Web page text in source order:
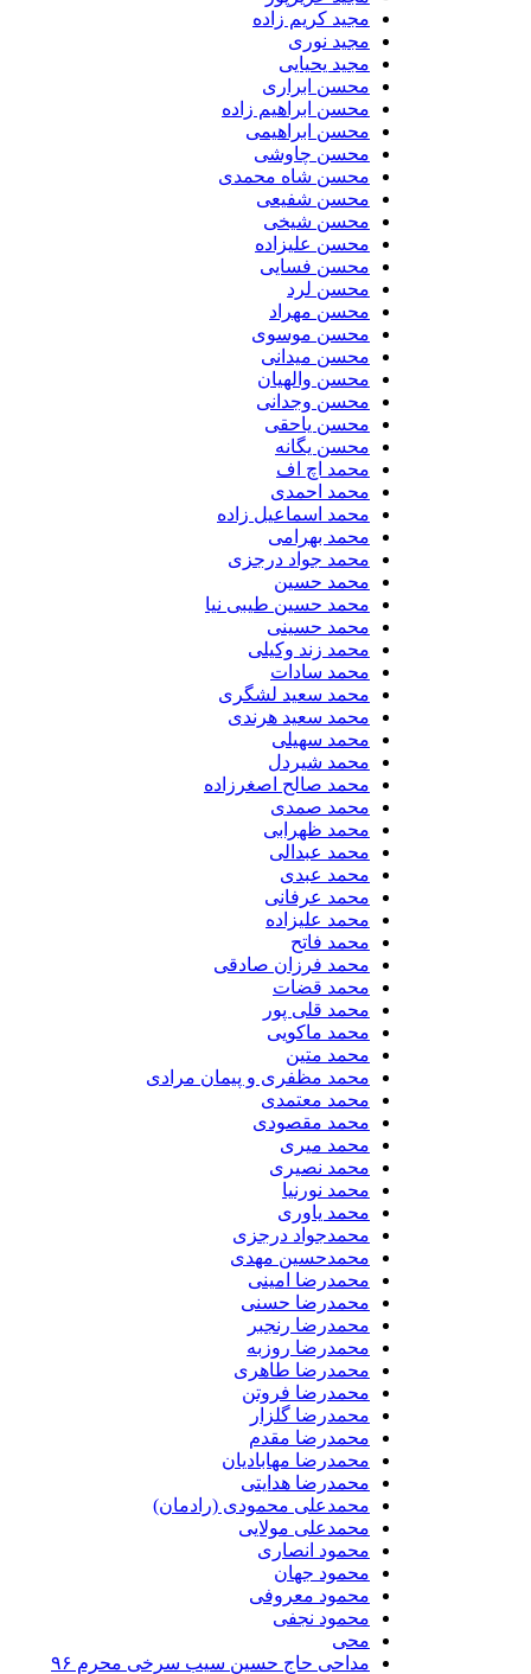
مجید کریم زاده
مجید نوری
مجید یحیایی
محسن ابراری
محسن ابراهیم زاده
محسن ابراهیمی
محسن چاوشی
محسن شاه محمدی
محسن شفیعی
محسن شیخی
محسن علیزاده
محسن فسایی
محسن لرد
محسن مهراد
محسن موسوی
محسن میدانی
محسن والهیان
محسن وجدانی
محسن یاحقی
محسن یگانه
محمد اچ اف
محمد احمدی
محمد اسماعیل زاده
محمد بهرامی
محمد جواد درجزی
محمد حسین
محمد حسین طیبی نیا
محمد حسینی
محمد زند وکیلی
محمد سادات
محمد سعید لشگری
محمد سعید هرندی
محمد سهیلی
​محمد شیردل
محمد صالح اصغرزاده
محمد صمدی
محمد ظهرابی
محمد عبدالی
محمد عبدی
محمد عرفانی
محمد علیزاده
محمد فاتح
محمد فرزان صادقی
محمد قضات
محمد قلی پور
محمد ماکویی
محمد متین
محمد مظفری و پیمان مرادی
محمد معتمدی
محمد مقصودی
محمد میری
محمد نصیری
محمد نورنیا
محمد یاوری
محمدجواد درجزی
محمدحسین مهدی
محمدرضا امینی
محمدرضا حسنی
محمدرضا رنجبر
محمدرضا روزبه
محمدرضا طاهری
محمدرضا فروتن
محمدرضا گلزار
محمدرضا مقدم
محمدرضا مهابادیان
محمدرضا هدایتی
محمدعلی محمودی (رادمان)
محمدعلی مولایی
محمود انصاری
محمود جهان
محمود معروفی
محمود نجفی
محی
مداحی حاج حسین سیب سرخی محرم ۹۶